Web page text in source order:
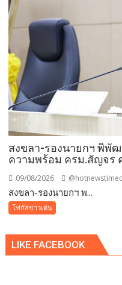
สงขลา-รองนายกฯ พิพั
ความพร้อม ครม.สัญจร
09/08/2026
สงขลา-รองนายกฯ พ...
โฟกัสข่าวเด่น
LIKE FACEBOOK